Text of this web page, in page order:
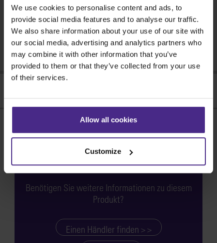
We use cookies to personalise content and ads, to
provide social media features and to analyse our traffic.
We also share information about your use of our site with
our social media, advertising and analytics partners who
may combine it with other information that you’ve
provided to them or that they’ve collected from your use
of their services.
Allow all cookies
Customize
Händlersuche >
Brauchen Sie Hilfe?
Support finden >
Direkte
maximale
Festigkeit
Schneidstange wird mit
einem extrem starken
Abmessungen
Benötigen Sie weitere Informationen zu diesem
Produkt?
Einen Händler finden > >